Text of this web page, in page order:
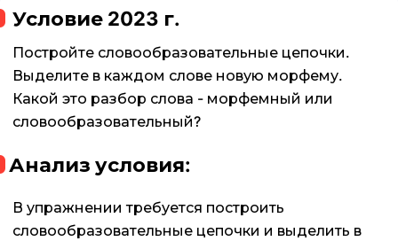
Условие 2023 г.
Постройте словообразовательные цепочки.
Выделите в каждом слове новую морфему.
Какой это разбор слова - морфемный или
словообразовательный?
Анализ условия:
В упражнении требуется построить
словообразовательные цепочки и выделить в